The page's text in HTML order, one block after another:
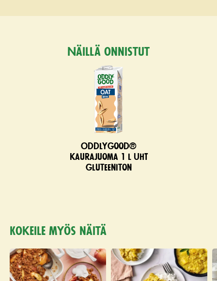
Näillä onnistut
Oddlygood®
kaurajuoma 1 l UHT
gluteeniton
Kokeile myös näitä